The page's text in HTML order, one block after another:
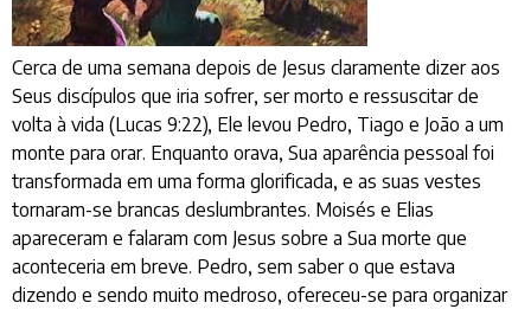
Cerca de uma semana depois de Jesus claramente dizer aos
Seus discípulos que iria sofrer, ser morto e ressuscitar de
volta à vida (Lucas 9:22), Ele levou Pedro, Tiago e João a um
monte para orar. Enquanto orava, Sua aparência pessoal foi
transformada em uma forma glorificada, e as suas vestes
tornaram-se brancas deslumbrantes. Moisés e Elias
apareceram e falaram com Jesus sobre a Sua morte que
aconteceria em breve. Pedro, sem saber o que estava
dizendo e sendo muito medroso, ofereceu-se para organizar